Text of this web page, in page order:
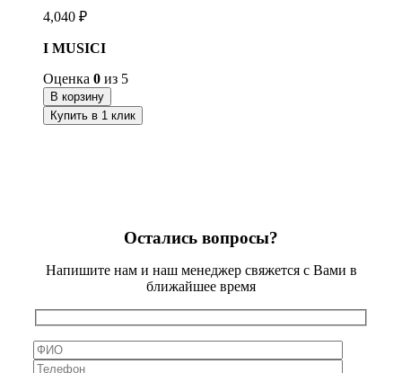
4,040 ₽
I MUSICI
Оценка 0 из 5
В корзину
Купить в 1 клик
Остались вопросы?
Напишите нам и наш менеджер свяжется с Вами в
ближайшее время